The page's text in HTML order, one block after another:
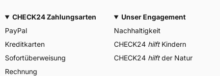
CHECK24 Zahlungsarten
PayPal
Kreditkarten
Sofortüberweisung
Rechnung
Unser Engagement
Nachhaltigkeit
CHECK24 hilftKindern
CHECK24 hilftder Natur